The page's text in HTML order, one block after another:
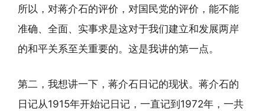
所以，对蒋介石的评价，对国民党的评价，能不能
准确、全面、实事求是这对于我们建立和发展两岸
的和平关系至关重要的。这是我讲的第一点。
第二，我想讲一下，蒋介石日记的现状。蒋介石的
日记从1915年开始记日记，一直记到1972年，一共